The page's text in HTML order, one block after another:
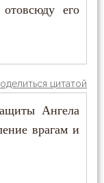
его
цитатой
Ангела
врагам и